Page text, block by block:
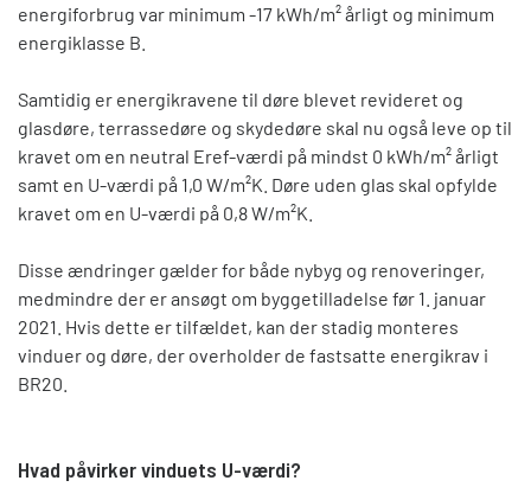
energiforbrug var minimum -17 kWh/m² årligt og minimum
energiklasse B.
Samtidig er energikravene til døre blevet revideret og
glasdøre, terrassedøre og skydedøre skal nu også leve op til
kravet om en neutral Eref-værdi på mindst 0 kWh/m² årligt
samt en U-værdi på 1,0 W/m²K. Døre uden glas skal opfylde
kravet om en U-værdi på 0,8 W/m²K.
Disse ændringer gælder for både nybyg og renoveringer,
medmindre der er ansøgt om byggetilladelse før 1. januar
2021. Hvis dette er tilfældet, kan der stadig monteres
vinduer og døre, der overholder de fastsatte energikrav i
BR20.
Hvad påvirker vinduets U-værdi?